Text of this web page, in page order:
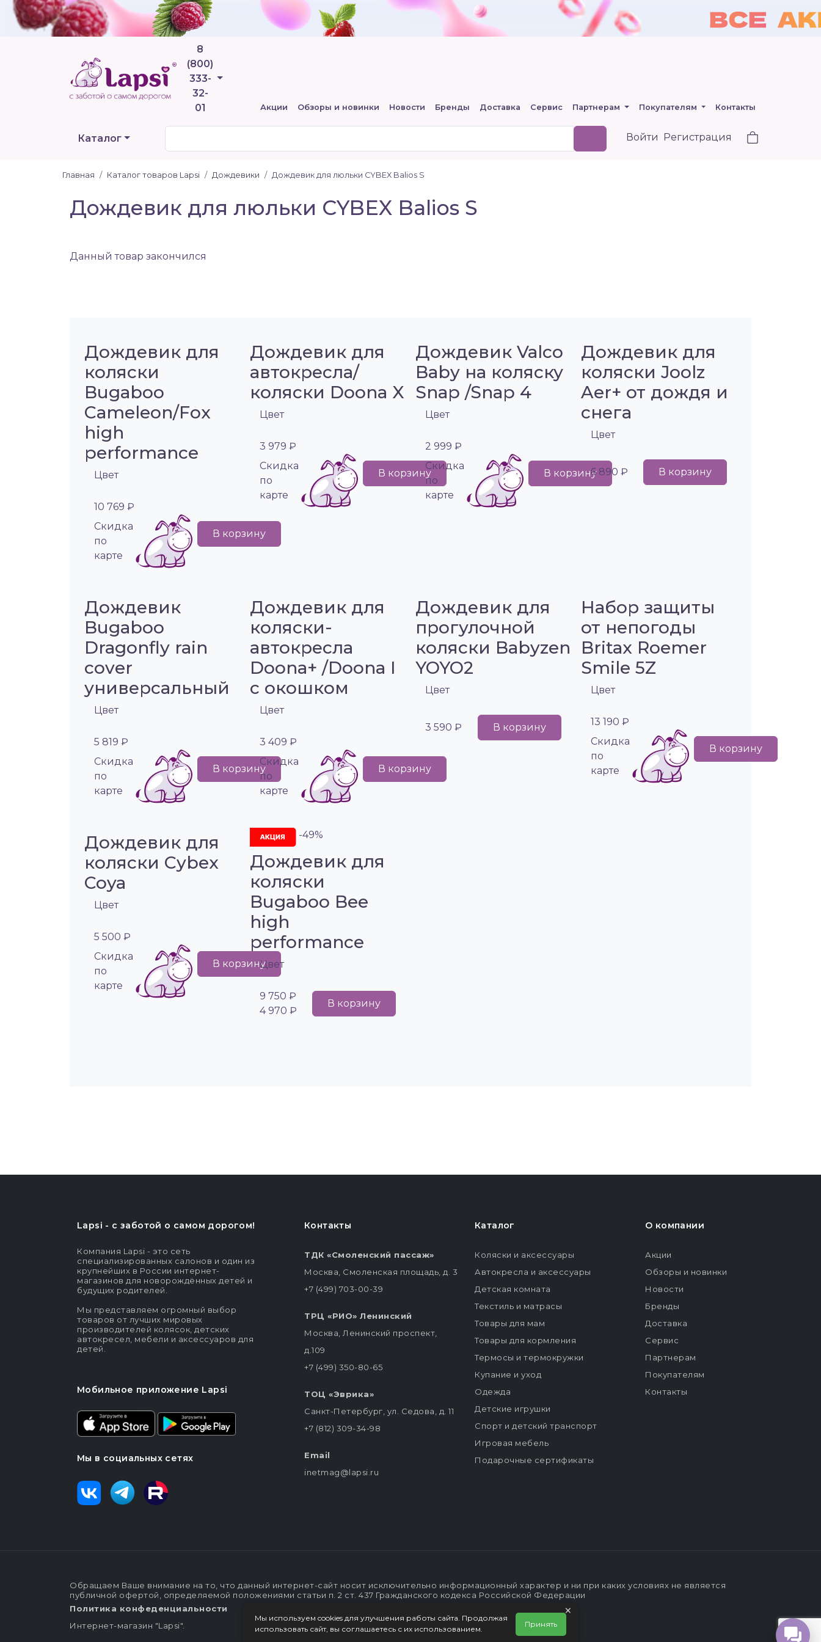
8
(800)
333-
32-
01
Телефоны
Акции Обзоры и новинки Новости Бренды Доставка Сервис Партнерам Покупателям Контакты
Каталог Войти Регистрация
Главная Каталог товаров Lapsi Дождевики Дождевик для люльки CYBEX Balios S
Дождевик для люльки CYBEX Balios S
Данный товар закончился
Дождевик для
коляски
Bugaboo
Cameleon/Fox
high
performance
Цвет
10 769 ₽
Cкидка
по
карте
В корзину
Дождевик для
автокресла/
коляски Doona X
Цвет
3 979 ₽
Cкидка
по
карте
В корзину
Дождевик Valco
Baby на коляску
Snap /Snap 4
Цвет
2 999 ₽
Cкидка
по
карте
В корзину
Дождевик для
коляски Joolz
Aer+ от дождя и
снега
Цвет
6 890 ₽ В корзину
Дождевик
Bugaboo
Dragonfly rain
cover
универсальный
Цвет
5 819 ₽
Cкидка
по
карте
В корзину
Дождевик для
коляски-
автокресла
Doona+ /Doona I
с окошком
Цвет
3 409 ₽
Cкидка
по
карте
В корзину
Дождевик для
прогулочной
коляски Babyzen
YOYO2
Цвет
3 590 ₽ В корзину
Набор защиты
от непогоды
Britax Roemer
Smile 5Z
Цвет
13 190 ₽
Cкидка
по
карте
В корзину
Дождевик для
коляски Cybex
Coya
Цвет
5 500 ₽
Cкидка
по
карте
В корзину
-49%
Дождевик для
коляски
Bugaboo Bee
high
performance
Цвет
9 750 ₽
4 970 ₽
В корзину
Lapsi - c заботой о самом дорогом!
Компания Lapsi - это сеть
специализированных салонов и один из
крупнейших в России интернет-
магазинов для новорождённых детей и
будущих родителей.
Мы представляем огромный выбор
товаров от лучших мировых
производителей колясок, детских
автокресел, мебели и аксессуаров для
детей.
Мобильное приложение Lapsi
Мы в социальных сетях
Контакты
ТДК «Смоленский пассаж»
Москва, Смоленская площадь, д. 3
+7 (499) 703-00-39
ТРЦ «РИО» Ленинский
Москва, Ленинский проспект,
д.109
+7 (499) 350-80-65
ТОЦ «Эврика»
Санкт-Петербург, ул. Седова, д. 11
+7 (812) 309-34-98
Email
inetmag@lapsi.ru
Каталог
Коляски и аксессуары
Автокресла и аксессуары
Детская комната
Текстиль и матрасы
Товары для мам
Товары для кормления
Термосы и термокружки
Купание и уход
Одежда
Детские игрушки
Спорт и детский транспорт
Игровая мебель
Подарочные сертификаты
О компании
Акции
Обзоры и новинки
Новости
Бренды
Доставка
Сервис
Партнерам
Покупателям
Контакты
Обращаем Ваше внимание на то, что данный интернет-сайт носит исключительно информационный характер и ни при каких условиях не является
публичной офертой, определяемой положениями статьи п. 2 ст. 437 Гражданского кодекса Российской Федерации
Политика конфеденциальности
Интернет-магазин "Lapsi".
×
Мы используем cookies для улучшения работы сайта. Продолжая
использовать сайт, вы соглашаетесь с их использованием.
Принять